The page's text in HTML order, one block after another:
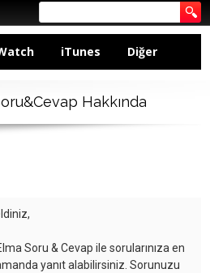
iTunes Diğer
Hakkında
Soru & Cevap ile sorularınıza en
yanıt alabilirsiniz. Sorunuzu